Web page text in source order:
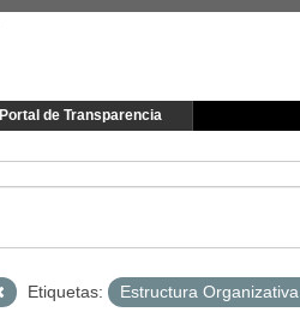
Portal de Transparencia
Etiquetas: Estructura Organizativa